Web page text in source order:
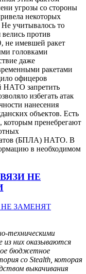
угрозы со стороны
некоторых
учитывалось то
велись против
не имевшей ракет
головками
даже
ракетами
офицеров
НАТО запретить
избегать атак
нанесения
объектов. Есть
которым пренебрегают
(БПЛА) НАТО. В
в необходимом
НЕ
техническими
из них оказываются
бюджетное
со Stealth, которая
выкачивания